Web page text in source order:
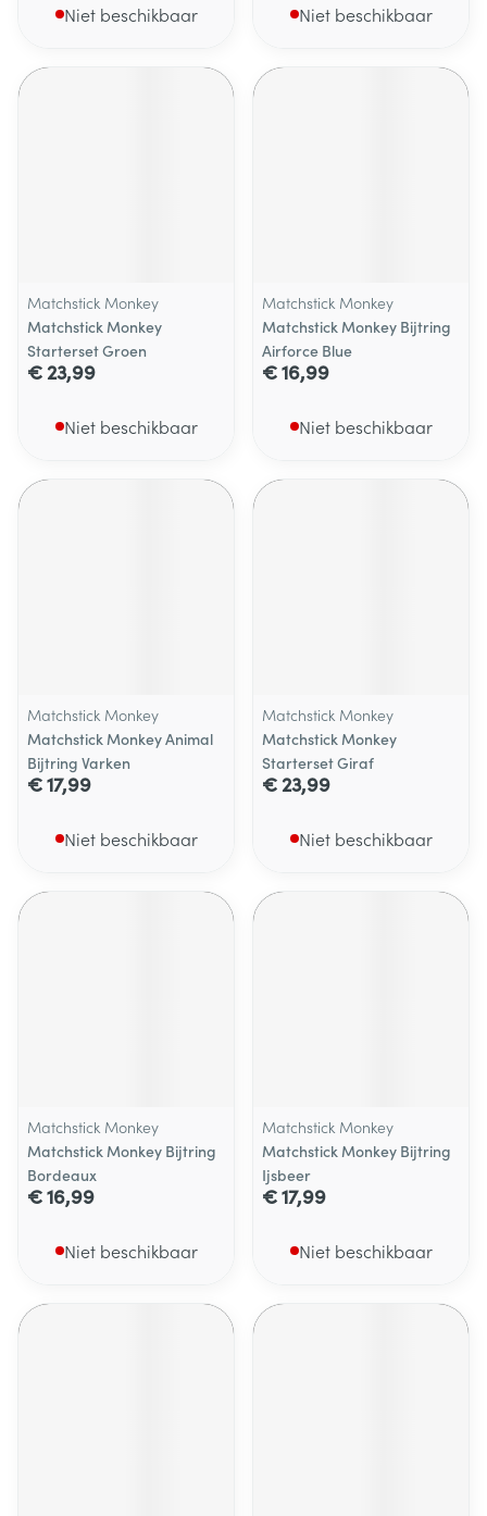
Niet beschikbaar Niet beschikbaar
Matchstick Monkey
Matchstick Monkey
Starterset Groen
€ 23,99
Niet beschikbaar
Matchstick Monkey
Matchstick Monkey Bijtring
Airforce Blue
€ 16,99
Niet beschikbaar
Matchstick Monkey
Matchstick Monkey Animal
Bijtring Varken
€ 17,99
Niet beschikbaar
Matchstick Monkey
Matchstick Monkey
Starterset Giraf
€ 23,99
Niet beschikbaar
Matchstick Monkey
Matchstick Monkey Bijtring
Bordeaux
€ 16,99
Niet beschikbaar
Matchstick Monkey
Matchstick Monkey Bijtring
Ijsbeer
€ 17,99
Niet beschikbaar